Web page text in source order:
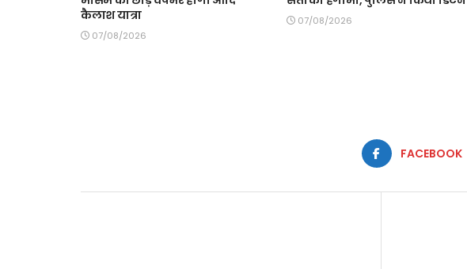
कैलाश यात्रा
07/08/2026
07/08/2026
FACEBOOK